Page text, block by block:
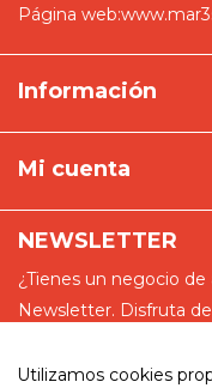
Página web:
Información
Mi cuenta
NEWSLETTER
¿Tienes un negocio
Newsletter. Disfruta
Utilizamos cookies